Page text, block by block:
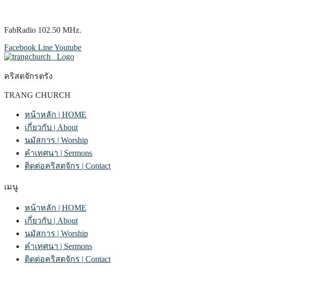
FabRadio 102.50 MHz.
Facebook LineYoutube
คริสตจักรตรัง
TRANG CHURCH
หน้าหลัก | HOME
เกี่ยวกับ | About
นมัสการ | Worship
คำเทศนา | Sermons
ติดต่อคริสตจักร | Contact
เมนู
หน้าหลัก | HOME
เกี่ยวกับ | About
นมัสการ | Worship
คำเทศนา | Sermons
ติดต่อคริสตจักร | Contact